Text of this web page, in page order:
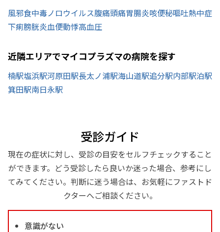
風邪食中毒ノロウイルス腹痛頭痛胃腸炎咳便秘嘔吐熱中症
下痢膀胱炎血便動悸高血圧
近隣エリアでマイコプラズマの病院を探す
楠駅塩浜駅河原田駅長太ノ浦駅海山道駅追分駅内部駅泊駅
箕田駅南日永駅
受診ガイド
現在の症状に対し、受診の目安をセルフチェックすること
ができます。どう受診したら良いか迷った場合、参考にし
てみてください。判断に迷う場合は、お気軽にファストド
クターへご相談ください。
意識がない